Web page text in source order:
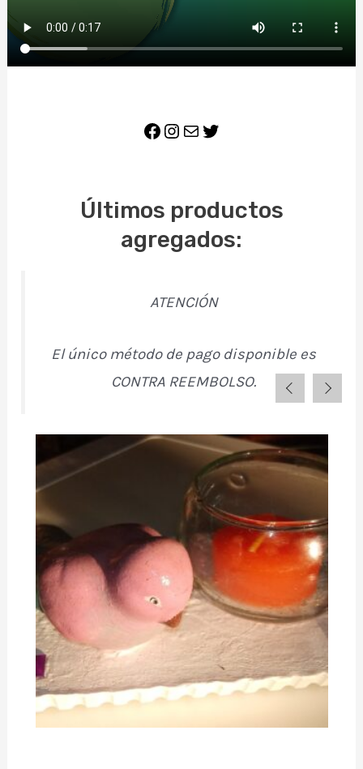
Facebook Instagram Correo electrónico Twitter
Últimos productos
agregados:
ATENCIÓN
El único método de pago disponible es
CONTRA REEMBOLSO.